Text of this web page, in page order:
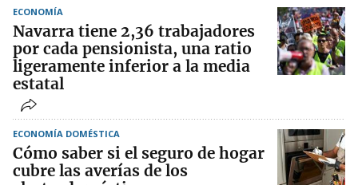
ECONOMÍA
Navarra tiene 2,36 trabajadores
por cada pensionista, una ratio
ligeramente inferior a la media
estatal
ECONOMÍA DOMÉSTICA
Cómo saber si el seguro de hogar
cubre las averías de los